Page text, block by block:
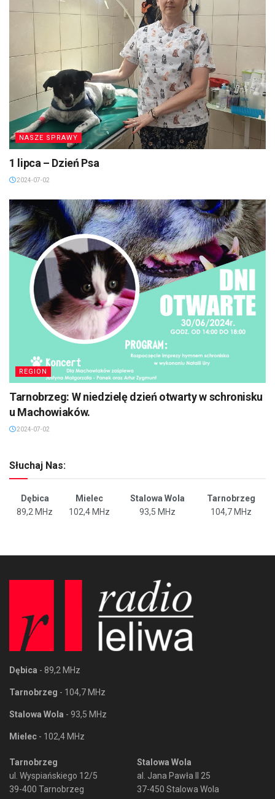
NASZE SPRAWY
1 lipca – Dzień Psa
2024-07-02
REGION
Tarnobrzeg: W niedzielę dzień otwarty w schronisku
u Machowiaków.
2024-07-02
Słuchaj Nas:
Dębica Mielec Stalowa Wola
Tarnobrzeg
89,2 MHz
102,4 MHz 93,5 MHz 104,7 MHz
Dębica - 89,2 MHz
Tarnobrzeg - 104,7 MHz
Stalowa Wola - 93,5 MHz
Mielec - 102,4 MHz
Tarnobrzeg
ul. Wyspiańskiego 12/5
39-400 Tarnobrzeg
Stalowa Wola
al. Jana Pawła II 25
37-450 Stalowa Wola